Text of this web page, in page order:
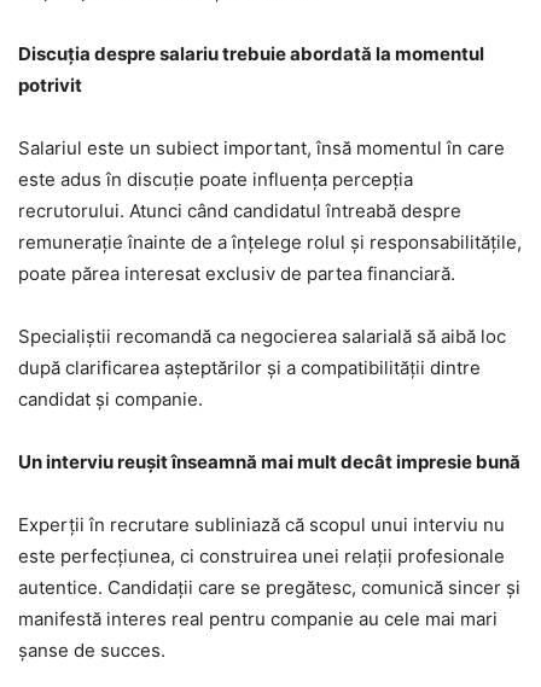
Discuția despre salariu trebuie abordată la momentul
potrivit
Salariul este un subiect important, însă momentul în care
este adus în discuție poate influența percepția
recrutorului. Atunci când candidatul întreabă despre
remunerație înainte de a înțelege rolul și responsabilitățile,
poate părea interesat exclusiv de partea financiară.
Specialiștii recomandă ca negocierea salarială să aibă loc
după clarificarea așteptărilor și a compatibilității dintre
candidat și companie.
Un interviu reușit înseamnă mai mult decât impresie bună
Experții în recrutare subliniază că scopul unui interviu nu
este perfecțiunea, ci construirea unei relații profesionale
autentice. Candidații care se pregătesc, comunică sincer și
manifestă interes real pentru companie au cele mai mari
șanse de succes.